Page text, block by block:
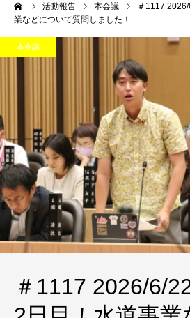
活動報告 本会議
＃1117
業などについて質問しました！
本会議
＃1117 2026/6/